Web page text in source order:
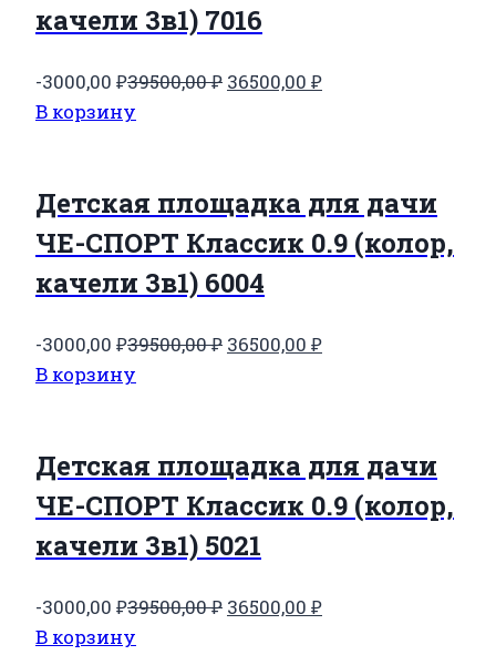
качели 3в1) 7016
-3000,00 ₽39500,00₽ Первоначальная
36500,00 ₽Текущая
В корзину
Детская площадка для дачи
ЧЕ-СПОРТ Классик 0.9 (колор,
качели 3в1) 6004
-3000,00 ₽39500,00₽ Первоначальная
36500,00 ₽Текущая
В корзину
Детская площадка для дачи
ЧЕ-СПОРТ Классик 0.9 (колор,
качели 3в1) 5021
-3000,00 ₽39500,00₽ Первоначальная
36500,00 ₽Текущая
В корзину